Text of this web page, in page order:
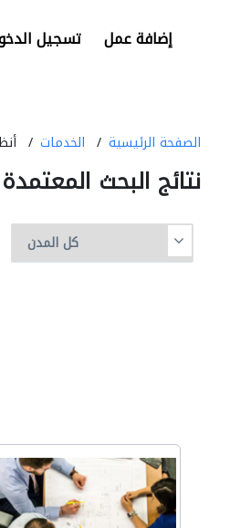
تسجيل إضافة عمل
الصفحة الرئيسية الخدمات
نتائج البحث